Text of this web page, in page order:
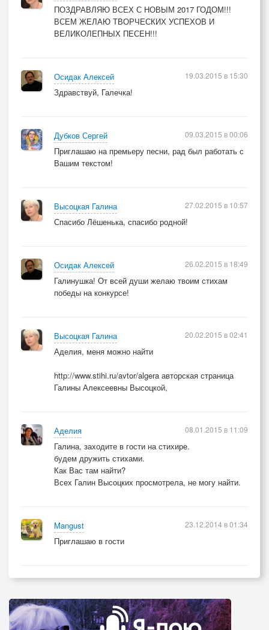
ПОЗДРАВЛЯЮ ВСЕХ С НОВЫМ 2017 ГОДОМ!!!
ВСЕМ ЖЕЛАЮ ТВОРЧЕСКИХ УСПЕХОВ И
ВЕЛИКОЛЕПНЫХ ПЕСЕН!!!
Осидак Алексей
Здравствуй, Галечка!
19.03.2015 в 15:30
Дубков Сергей
Приглашаю на премьеру песни, рад был работать с
Вашим текстом!
09.03.2015 в 00:06
Высоцкая Галина
Спасибо Лёшенька, спасибо родной!
27.02.2015 в 10:57
Осидак Алексей
Галинушка! От всей души желаю твоим стихам
победы на конкурсе!
26.02.2015 в 18:49
Высоцкая Галина
Аделия, меня можно найти
http://www.stihi.ru/avtor/algera авторская страница
Галины Алексеевны Высоцкой,
20.02.2015 в 02:41
Аделия
Галина, заходите в гости на стихире.
будем дружить стихами.
Как Вас там найти?
Всех Галин Высоцких просмотрела, не могу найти.
08.01.2015 в 11:09
Mangust
Приглашаю в гости
23.12.2014 в 01:34